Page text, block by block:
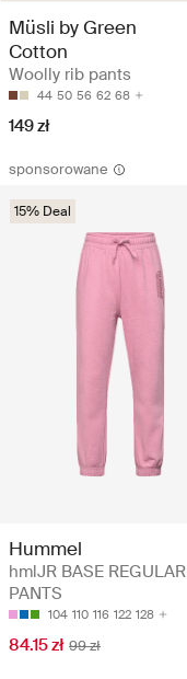
Müsli by Green
Cotton
Woolly rib pants
44 50 56 62 68
149 zł
sponsorowane
15% Deal
Hummel
hmlJR BASE REGULAR
PANTS
104 110 116 122 128
84.15 zł 99 zł